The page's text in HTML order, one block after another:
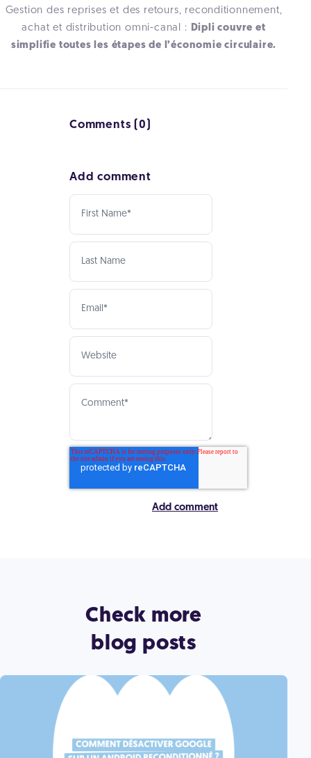
Gestion des reprises et des retours, reconditionnement,
achat et distribution omni-canal : Dipli couvre et
simplifie toutes les étapes de l’économie circulaire.
Comments (0)
Add comment
Check more
blog posts